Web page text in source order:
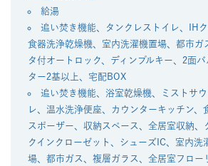
給湯
追い焚き機能、タンクレストイレ、IHク
食器洗浄乾燥機、室内洗濯機置場、都市ガ
タ付オートロック、ディンプルキー、2面
ター2基以上、宅配BOX
追い焚き機能、浴室乾燥機、ミストサ
レ、温水洗浄便座、カウンターキッチン、
スポーザー、収納スペース、全居室収納、
クインクローゼット、シューズIC、室内洗
場、都市ガス、複層ガラス、全居室フロー